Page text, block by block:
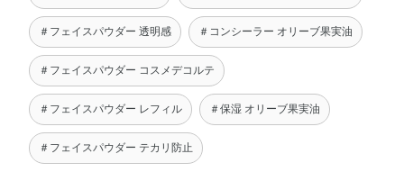
＃フェイスパウダー 透明感 ＃コンシーラー オリーブ果実油
＃フェイスパウダー コスメデコルテ
＃フェイスパウダー レフィル ＃保湿 オリーブ果実油
＃フェイスパウダー テカリ防止